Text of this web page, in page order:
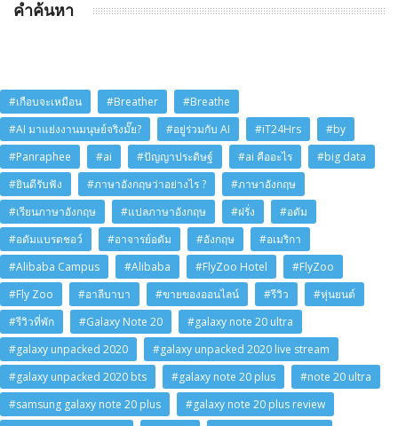
คำค้นหา
#เกือบจะเหมือน #Breather
#Breathe
#AI มาแย่งงานมนุษย์จริงมั๊ย?
#อยู่ร่วมกับ AI #iT24Hrs
#by
#Panraphee
#ai #ปัญญาประดิษฐ์ #ai คืออะไร
#big data
#ยินดีรับฟัง
#ภาษาอังกฤษว่าอย่างไร ?
#ภาษาอังกฤษ
#เรียนภาษาอังกฤษ
#แปลภาษาอังกฤษ #ฝรั่ง
#อดัม
#อดัมแบรดชอว์
#อาจารย์อดัม #อังกฤษ
#อเมริกา
#Alibaba Campus
#Alibaba #FlyZoo Hotel
#FlyZoo
#Fly Zoo
#อาลีบาบา #ขายของออนไลน์ #รีวิว
#หุ่นยนต์
#รีวิวที่พัก
#Galaxy Note 20
#galaxy note 20 ultra
#galaxy unpacked 2020
#galaxy unpacked 2020 live stream
#galaxy unpacked 2020 bts
#galaxy note 20 plus
#note 20 ultra
#samsung galaxy note 20 plus
#galaxy note 20 plus review